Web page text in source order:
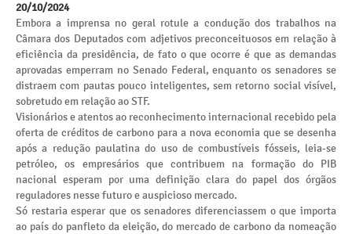
20/10/2024
Embora a imprensa no geral rotule a condução dos trabalhos na
Câmara dos Deputados com adjetivos preconceituosos em relação à
eficiência da presidência, de fato o que ocorre é que as demandas
aprovadas emperram no Senado Federal, enquanto os senadores se
distraem com pautas pouco inteligentes, sem retorno social visível,
sobretudo em relação ao STF.
Visionários e atentos ao reconhecimento internacional recebido pela
oferta de créditos de carbono para a nova economia que se desenha
após a redução paulatina do uso de combustíveis fósseis, leia-se
petróleo, os empresários que contribuem na formação do PIB
nacional esperam por uma definição clara do papel dos órgãos
reguladores nesse futuro e auspicioso mercado.
Só restaria esperar que os senadores diferenciassem o que importa
ao país do panfleto da eleição, do mercado de carbono da nomeação